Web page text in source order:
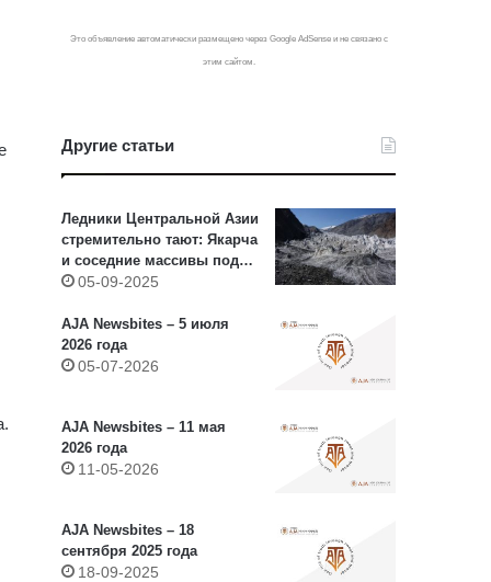
Это объявление автоматически размещено через Google AdSense и не связано с
этим сайтом.
Другие статьи
Ледники Центральной Азии
стремительно тают: Якарча
и соседние массивы под
угрозой
05-09-2025
AJA Newsbites – 5 июля
2026 года
05-07-2026
AJA Newsbites – 11 мая
2026 года
11-05-2026
AJA Newsbites – 18
сентября 2025 года
18-09-2025